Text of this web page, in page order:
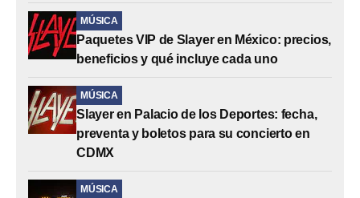
MÚSICA
Paquetes VIP de Slayer en México: precios,
beneficios y qué incluye cada uno
MÚSICA
Slayer en Palacio de los Deportes: fecha,
preventa y boletos para su concierto en
CDMX
MÚSICA